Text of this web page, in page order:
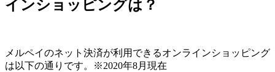
インショッピングは？
メルペイのネット決済が利用できるオンラインショッピング
は以下の通りです。※2020年8月現在